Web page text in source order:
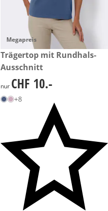
Megapreis
CHF 10.-
Trägertop mit Rundhals-
Ausschnitt
CHF 10.-
nur CHF 10.-
+8